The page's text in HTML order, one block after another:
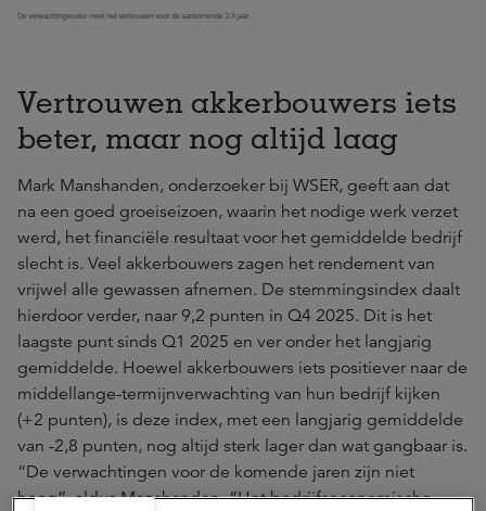
Vertrouwen akkerbouwers iets
beter, maar nog altijd laag
Mark Manshanden, onderzoeker bij WSER, geeft aan dat
na een goed groeiseizoen, waarin het nodige werk verzet
werd, het financiële resultaat voor het gemiddelde bedrijf
slecht is. Veel akkerbouwers zagen het rendement van
vrijwel alle gewassen afnemen. De stemmingsindex daalt
hierdoor verder, naar 9,2 punten in Q4 2025. Dit is het
laagste punt sinds Q1 2025 en ver onder het langjarig
gemiddelde. Hoewel akkerbouwers iets positiever naar de
middellange-termijnverwachting van hun bedrijf kijken
(+2 punten), is deze index, met een langjarig gemiddelde
van -2,8 punten, nog altijd sterk lager dan wat gangbaar is.
“De verwachtingen voor de komende jaren zijn niet
hoog”, aldus Manshanden. “Het bedrijfseconomische